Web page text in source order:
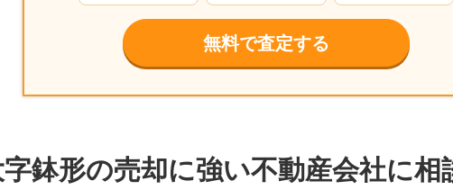
無料で査定する
鉢形の売却に強い不動産会社に相